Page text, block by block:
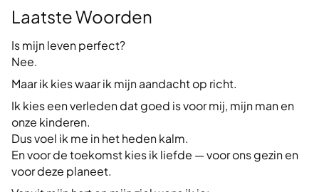
Laatste Woorden
Is mijn leven perfect?
Nee.
Maar ik kies waar ik mijn aandacht op richt.
Ik kies een verleden dat goed is voor mij, mijn man en
onze kinderen.
Dus voel ik me in het heden kalm.
En voor de toekomst kies ik liefde — voor ons gezin en
voor deze planeet.